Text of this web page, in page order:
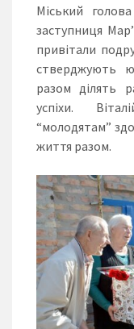
Міський
заступниця
привітали
стверджують
разом ділять
успіхи.
“молодятам”
життя разом.